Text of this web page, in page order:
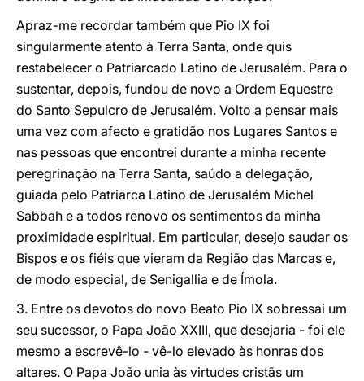
Apraz-me recordar também que Pio IX foi
singularmente atento à Terra Santa, onde quis
restabelecer o Patriarcado Latino de Jerusalém. Para o
sustentar, depois, fundou de novo a Ordem Equestre
do Santo Sepulcro de Jerusalém. Volto a pensar mais
uma vez com afecto e gratidão nos Lugares Santos e
nas pessoas que encontrei durante a minha recente
peregrinação na Terra Santa, saúdo a delegação,
guiada pelo Patriarca Latino de Jerusalém Michel
Sabbah e a todos renovo os sentimentos da minha
proximidade espiritual. Em particular, desejo saudar os
Bispos e os fiéis que vieram da Região das Marcas e,
de modo especial, de Senigallia e de Ímola.
3. Entre os devotos do novo Beato Pio IX sobressai um
seu sucessor, o Papa João XXIII, que desejaria - foi ele
mesmo a escrevê-lo - vê-lo elevado às honras dos
altares. O Papa João unia às virtudes cristãs um